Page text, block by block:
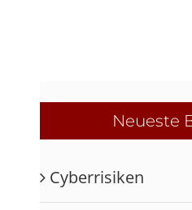
Neueste
Cyberrisiken